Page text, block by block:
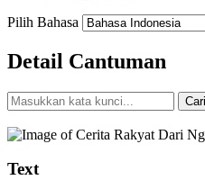
Pilih Bahasa
Detail Cantuman
Cari
Text